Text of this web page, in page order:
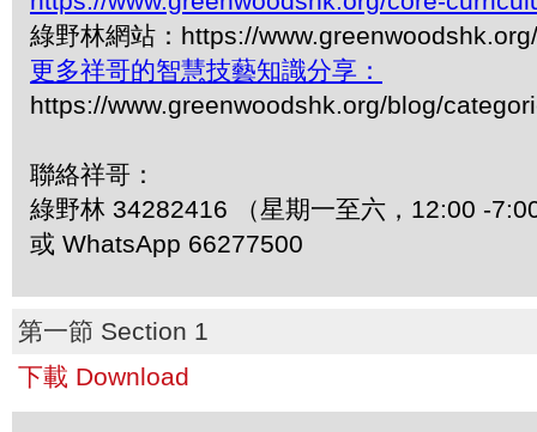
綠野林網站：https://www.greenwoodshk.org/
更多祥哥的智慧技藝知識分享：
https://www.greenwoodshk.org/blog/
聯絡祥哥：
綠野林 34282416 （星期一至六，12:00 -
或 WhatsApp 66277500
第一節 Section 1
下載 Download